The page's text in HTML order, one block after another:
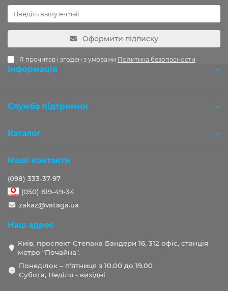
Оформити підписку
Я прочитав і згоден з умовами Политика безопасности
Інформація
Служба підтримки
Каталог
Наші контакти
(098) 333-37-97
(050) 619-49-34
zakaz@vataga.ua
Наш адрес
Київ, проспект Степана Бандери 16, 312 офіс, станція
метро "Почайна".
Понеділок – п'ятниця з 10.00 до 19.00
Субота, Неділя - вихідні